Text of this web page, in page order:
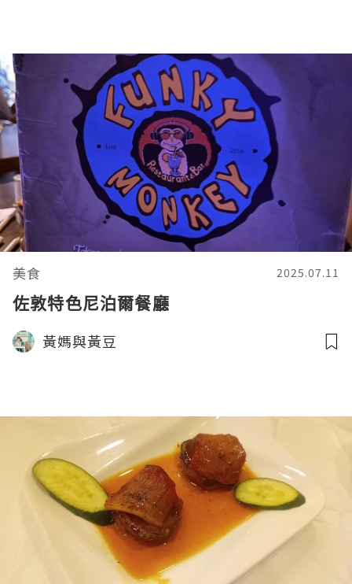
美食 2025.07.11
佐敦特色尼泊爾餐廳
黃媽與黃豆